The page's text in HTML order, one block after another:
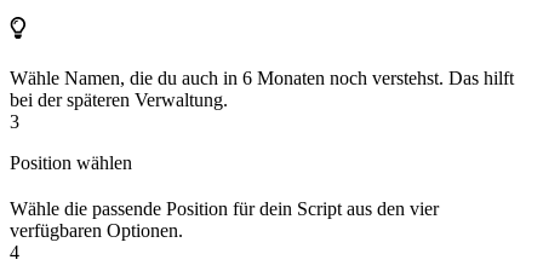
Wähle Namen, die du auch in 6 Monaten noch verstehst. Das hilft
bei der späteren Verwaltung.
3
Position wählen
Wähle die passende Position für dein Script aus den vier
verfügbaren Optionen.
4